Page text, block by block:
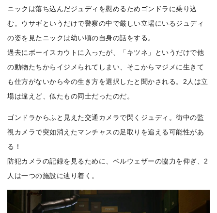
ニックは落ち込んだジュディを慰めるためゴンドラに乗り込
む。ウサギというだけで警察の中で厳しい立場にいるジュディ
の姿を見たニックは幼い頃の自身の話をする。
過去にボーイスカウトに入ったが、「キツネ」というだけで他
の動物たちからイジメられてしまい、そこからマジメに生きて
も仕方がないから今の生き方を選択したと聞かされる。2人は立
場は違えど、似たもの同士だったのだ。
ゴンドラからふと見えた交通カメラで閃くジュディ。街中の監
視カメラで突如消えたマンチャスの足取りを追える可能性があ
る！
防犯カメラの記録を見るために、ベルウェザーの協力を仰ぎ、2
人は一つの施設に辿り着く。